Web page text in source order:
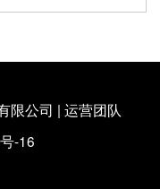
语学院简介 【详情】
限公司 | 运营团队
-16